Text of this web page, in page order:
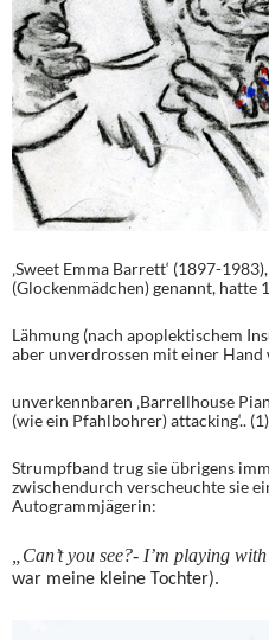
‚Sweet Emma Barrett‘ (1897-1983),
(Glockenmädchen) genannt, hatte
Lähmung (nach apoplektischem
aber unverdrossen mit einer
unverkennbaren ‚Barrellhouse
(wie ein Pfahlbohrer) attacking‘..
Strumpfband trug sie übrigens
zwischendurch verscheuchte sie
Autogrammjägerin:
„Can’t you see?- I’m playing
war meine kleine Tochter).